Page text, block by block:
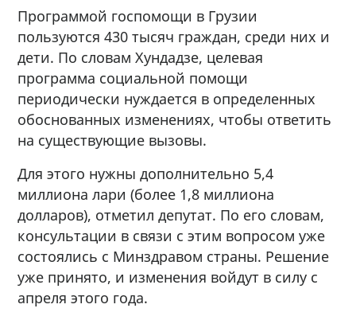
Программой госпомощи в Грузии
пользуются 430 тысяч граждан, среди них и
дети. По словам Хундадзе, целевая
программа социальной помощи
периодически нуждается в определенных
обоснованных изменениях, чтобы ответить
на существующие вызовы.
Для этого нужны дополнительно 5,4
миллиона лари (более 1,8 миллиона
долларов), отметил депутат. По его словам,
консультации в связи с этим вопросом уже
состоялись с Минздравом страны. Решение
уже принято, и изменения войдут в силу с
апреля этого года.